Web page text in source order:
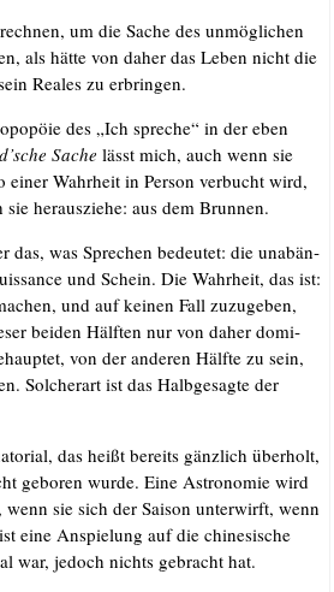
um die Sache des unmög­li­chen
als hät­te von daher das Leben nicht die
Rea­les zu erbringen.
des „Ich spre­che“ in der eben
Sache lässt mich, auch wenn sie
einer Wahr­heit in Per­son ver­bucht wird,
her­aus­zie­he: aus dem Brunnen.
das, was Spre­chen bedeu­tet: die unab­än­
und Schein. Die Wahr­heit, das ist:
und auf kei­nen Fall zuzu­ge­ben,
bei­den Hälf­ten nur von daher domi­
von der ande­ren Hälf­te zu sein,
Sol­cher­art ist das Halb­ge­sag­te der
das heißt bereits gänz­lich über­holt,
gebo­ren wur­de. Eine Astro­no­mie wird
wenn sie sich der Sai­son unter­wirft, wenn
eine Anspie­lung auf die chi­ne­si­sche
war, jedoch nichts gebracht hat.